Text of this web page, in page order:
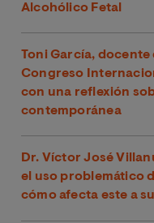
Alcohólico Fetal
Toni García, docente
Congreso
con una reflexión
contemporánea
Dr. Víctor José
el uso problemático
cómo afecta este a